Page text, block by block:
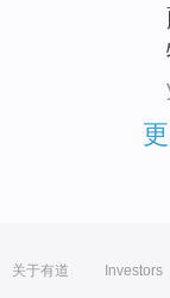
关于有道 Investors